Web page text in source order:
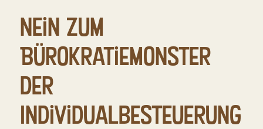
Nein zum
Bürokratiemonster
der
Individualbesteuerung